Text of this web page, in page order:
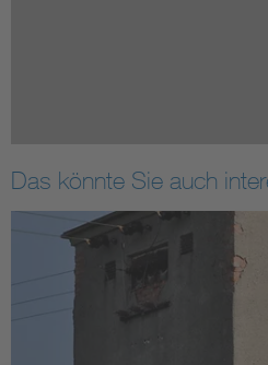
Das könnte Sie auch